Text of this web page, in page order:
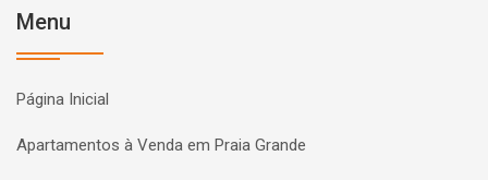
Menu
Página Inicial
Apartamentos à Venda em Praia Grande